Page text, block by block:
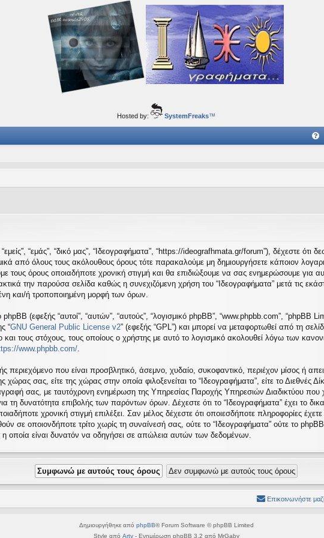
και όμορφα ταξίδια του νού...
Hosted by: SystemFreaks™
εις
“εμάς”, “δικό μας”, “Ιδεογραφήματα”, “https://ideografhmata.gr/forum”), δέχεστε ότι
από όλους τους ακόλουθους όρους τότε παρακαλούμε μη δημιουργήσετε κάποιον
τους όρους οποιαδήποτε χρονική στιγμή και θα επιδιώξουμε να σας ενημερώσουμε
την παρούσα σελίδα καθώς η συνεχιζόμενη χρήση του “Ιδεογραφήματα” μετά τις
και/ή τροποποιημένη μορφή των όρων.
phpBB (εφεξής “αυτοί”, “αυτών”, “αυτούς”, “λογισμικό phpBB”, “www.phpbb.com”, “phpBB
“GNU General Public License v2” (εφεξής “GPL”) και μπορεί να μεταφορτωθεί από τη
τους στόχους, τους οποίους ο χρήστης με αυτό το λογισμικό ακολουθεί λόγω των
www.phpbb.com/.
περιεχόμενο που είναι προσβλητικό, άσεμνο, χυδαίο, συκοφαντικό, περιέχον μίσος ή
σας, είτε της χώρας στην οποία φιλοξενείται το “Ιδεογραφήματα”, είτε το Διεθνές
σας, με ταυτόχρονη ενημέρωση της Υπηρεσίας Παροχής Υπηρεσιών Διαδικτύου που
τη δυνατότητα επιβολής των παρόντων όρων. Δέχεστε ότι το “Ιδεογραφήματα” έχει το
χρονική στιγμή επιλέξει. Σαν μέλος δέχεστε ότι οποιεσδήποτε πληροφορίες
σε οποιονδήποτε τρίτο χωρίς τη συναίνεσή σας, ούτε το “Ιδεογραφήματα” ούτε το
οποία είναι δυνατόν να οδηγήσει σε απώλεια αυτών των δεδομένων.
Επικοινωνήστε
Δημιουργήθηκε από phpBB® Forum Software © phpBB Limited
Style από Arty- Ενημέρωση phpBB 3.2 από MrGaby